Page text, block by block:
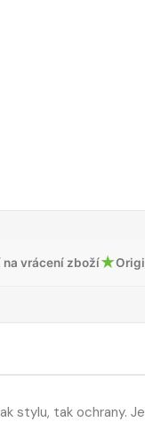
na vrácení zboží★
stylu, tak ochrany.